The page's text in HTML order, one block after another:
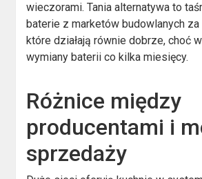
wieczorami. Tania alternatywa to
baterie z marketów budowlanych za
które działają równie dobrze, choć
wymiany baterii co kilka miesięcy.
Różnice między
producentami i
sprzedaży